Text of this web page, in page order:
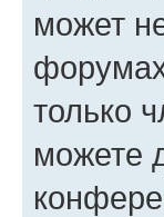
может
только
можете